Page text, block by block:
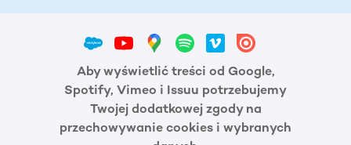
Aby wyświetlić treści od Google,
Spotify, Vimeo i Issuu potrzebujemy
Twojej dodatkowej zgody na
przechowywanie cookies i wybranych